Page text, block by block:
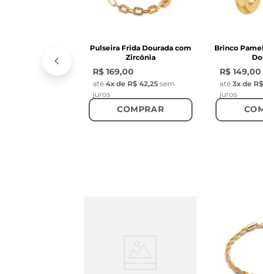
Pulseira Frida Dourada com
Zircônia
R$ 169,00
até 4x de R$ 42,25 sem
juros
COMPRAR
Brinco
R$ 149,00
até 3x de
juros